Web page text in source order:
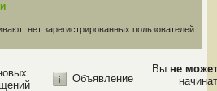
нет зарегистрированных пользователей
Объявление
Вы не